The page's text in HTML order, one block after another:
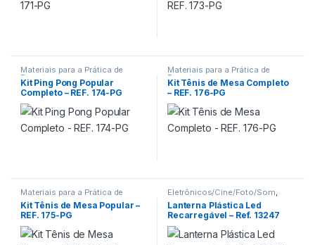
Materiais para a Prática de
Esportes
Kit Ping Pong Popular
Completo – REF. 174-PG
Materiais para a Prática de
Esportes
Kit Tênis de Mesa Completo
– REF. 176-PG
Materiais para a Prática de
Esportes
Kit Tênis de Mesa Popular –
REF. 175-PG
Eletrônicos/Cine/Foto/Som,
Encontro de Igrejas ,Materiais
para a Prática de Esportes
Viagem/Lazer/Uso Pessoal
Lanterna Plástica Led
Recarregável – Ref. 13247